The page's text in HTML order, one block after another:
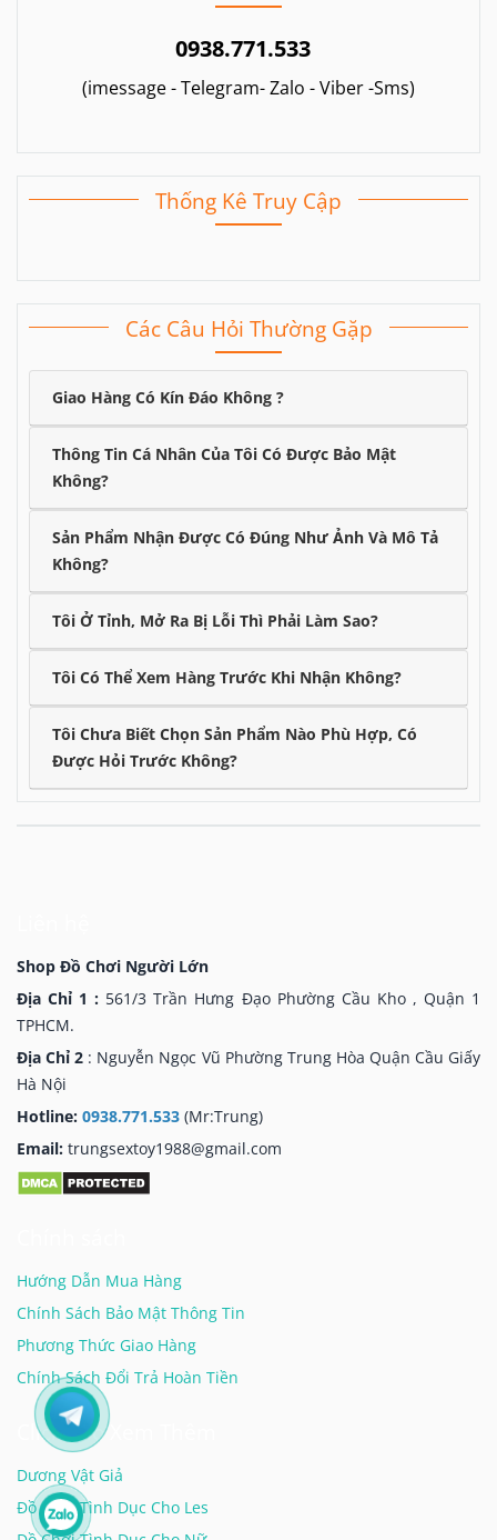
0938.771.533
(imessage - Telegram- Zalo - Viber -Sms)
Thống Kê Truy Cập
Các Câu Hỏi Thường Gặp
Giao Hàng Có Kín Đáo Không ?
Thông Tin Cá Nhân Của Tôi Có Được Bảo Mật
Không?
Sản Phẩm Nhận Được Có Đúng Như Ảnh Và Mô Tả
Không?
Tôi Ở Tỉnh, Mở Ra Bị Lỗi Thì Phải Làm Sao?
Tôi Có Thể Xem Hàng Trước Khi Nhận Không?
Tôi Chưa Biết Chọn Sản Phẩm Nào Phù Hợp, Có
Được Hỏi Trước Không?
Shop Đồ Chơi Người Lớn
Địa Chỉ 1 : 561/3 Trần Hưng Đạo Phường Cầu Kho , Quận 1
TPHCM.
Địa Chỉ 2 : Nguyễn Ngọc Vũ Phường Trung Hòa Quận Cầu Giấy
Hà Nội
Hotline: 0938.771.533 (Mr:Trung)
Email: trungsextoy1988@gmail.com
Hướng Dẫn Mua Hàng
Chính Sách Bảo Mật Thông Tin
Phương Thức Giao Hàng
Chính Sách Đổi Trả Hoàn Tiền
Click Vào Xem Thêm
Dương Vật Giả
Đồ Chơi Tình Dục Cho Les